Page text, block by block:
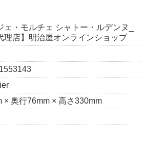
ェ・モルチェ シャトー・ルデンヌ_
理店】明治屋オンラインショップ
× 奥行76mm × 高さ330mm